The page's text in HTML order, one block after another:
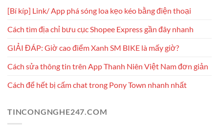
[Bí kíp] Link/ App phá sóng loa kẹo kéo bằng điện thoại
Cách tìm địa chỉ bưu cục Shopee Express gần đây nhanh
GIẢI ĐÁP: Giờ cao điểm Xanh SM BIKE là mấy giờ?
Cách sửa thông tin trên App Thanh Niên Việt Nam đơn giản
Cách để hết bị cấm chat trong Pony Town nhanh nhất
TINCONGNGHE247.COM